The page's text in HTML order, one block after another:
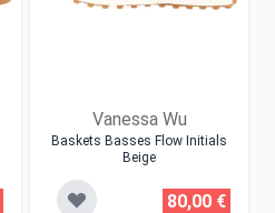
Vanessa Wu
Baskets Basses Flow Initials
Beige
80,00 €